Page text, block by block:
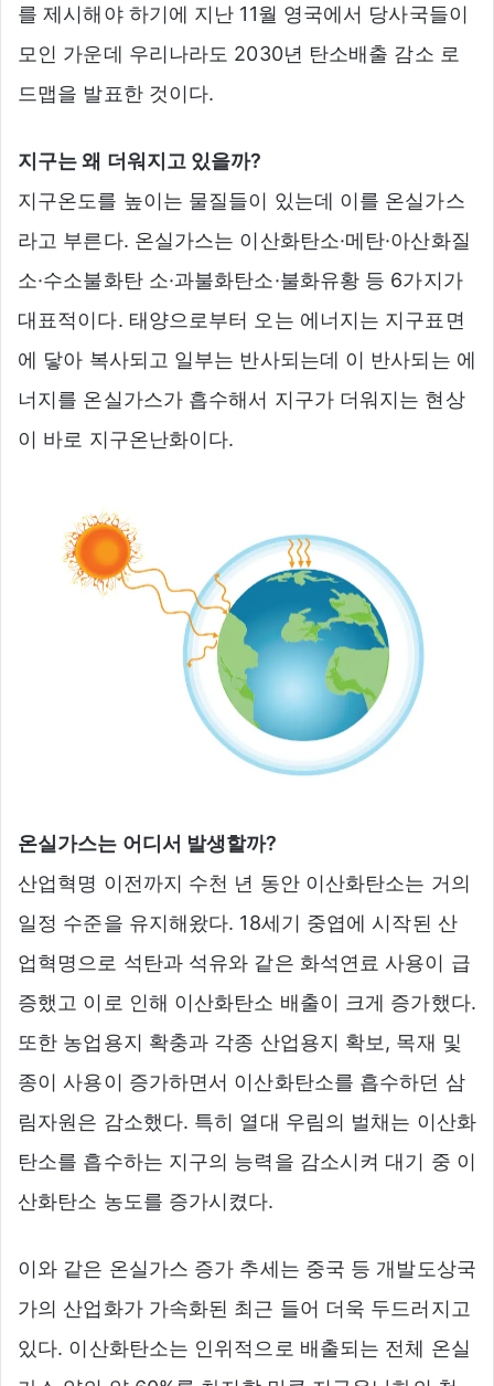
를 제시해야 하기에 지난 11월 영국에서 당사국들이
모인 가운데 우리나라도 2030년 탄소배출 감소 로
드맵을 발표한 것이다.
지구는 왜 더워지고 있을까?
지구온도를 높이는 물질들이 있는데 이를 온실가스
라고 부른다. 온실가스는 이산화탄소·메탄·아산화질
소·수소불화탄 소·과불화탄소·불화유황 등 6가지가
대표적이다. 태양으로부터 오는 에너지는 지구표면
에 닿아 복사되고 일부는 반사되는데 이 반사되는 에
너지를 온실가스가 흡수해서 지구가 더워지는 현상
이 바로 지구온난화이다.
온실가스는 어디서 발생할까?
산업혁명 이전까지 수천 년 동안 이산화탄소는 거의
일정 수준을 유지해왔다. 18세기 중엽에 시작된 산
업혁명으로 석탄과 석유와 같은 화석연료 사용이 급
증했고 이로 인해 이산화탄소 배출이 크게 증가했다.
또한 농업용지 확충과 각종 산업용지 확보, 목재 및
종이 사용이 증가하면서 이산화탄소를 흡수하던 삼
림자원은 감소했다. 특히 열대 우림의 벌채는 이산화
탄소를 흡수하는 지구의 능력을 감소시켜 대기 중 이
산화탄소 농도를 증가시켰다.
이와 같은 온실가스 증가 추세는 중국 등 개발도상국
가의 산업화가 가속화된 최근 들어 더욱 두드러지고
있다. 이산화탄소는 인위적으로 배출되는 전체 온실